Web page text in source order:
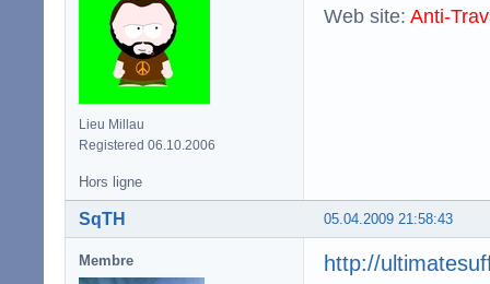
Lieu Millau
Registered 06.10.2006
Web site: Anti-
Hors ligne
05.04.2009 21:58:43
SqTH
Membre
http://